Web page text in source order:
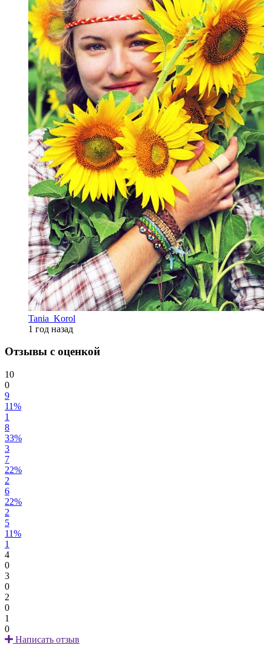
Tania_Korol
1 год назад
Отзывы с оценкой
10
0
9
11%
1
8
33%
3
7
22%
2
6
22%
2
5
11%
1
4
0
3
0
2
0
1
0
Написать отзыв